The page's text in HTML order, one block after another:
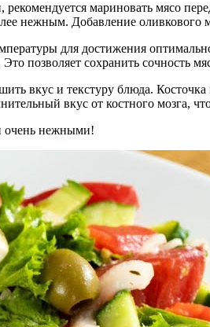
мариновать мясо
нежным. Добавление оливкового
для достижения
позволяет сохранить сочность
вкус и текстуру блюда.
вкус от костного мозга,
очень нежными!